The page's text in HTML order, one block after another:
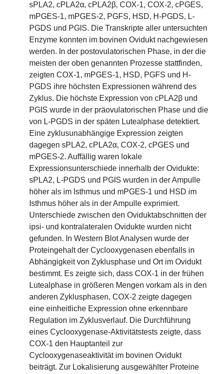
sPLA2, cPLA2α, cPLA2β, COX-1, COX-2, cPGES,
mPGES-1, mPGES-2, PGFS, HSD, H-PGDS, L-
PGDS und PGIS. Die Transkripte aller untersuchten
Enzyme konnten im bovinen Ovidukt nachgewiesen
werden. In der postovulatorischen Phase, in der die
meisten der oben genannten Prozesse stattfinden,
zeigten COX-1, mPGES-1, HSD, PGFS und H-
PGDS ihre höchsten Expressionen während des
Zyklus. Die höchste Expression von cPLA2β und
PGIS wurde in der präovulatorischen Phase und die
von L-PGDS in der späten Lutealphase detektiert.
Eine zyklusunabhängige Expression zeigten
dagegen sPLA2, cPLA2α, COX-2, cPGES und
mPGES-2. Auffällig waren lokale
Expressionsunterschiede innerhalb der Ovidukte:
sPLA2, L-PGDS und PGIS wurden in der Ampulle
höher als im Isthmus und mPGES-1 und HSD im
Isthmus höher als in der Ampulle exprimiert.
Unterschiede zwischen den Oviduktabschnitten der
ipsi- und kontralateralen Ovidukte wurden nicht
gefunden. In Western Blot Analysen wurde der
Proteingehalt der Cyclooxygenasen ebenfalls in
Abhängigkeit von Zyklusphase und Ort im Ovidukt
bestimmt. Es zeigte sich, dass COX-1 in der frühen
Lutealphase in größeren Mengen vorkam als in den
anderen Zyklusphasen, COX-2 zeigte dagegen
eine einheitliche Expression ohne erkennbare
Regulation im Zyklusverlauf. Die Durchführung
eines Cyclooxygenase-Aktivitätstests zeigte, dass
COX-1 den Hauptanteil zur
Cyclooxygenaseaktivität im bovinen Ovidukt
beiträgt. Zur Lokalisierung ausgewählter Proteine